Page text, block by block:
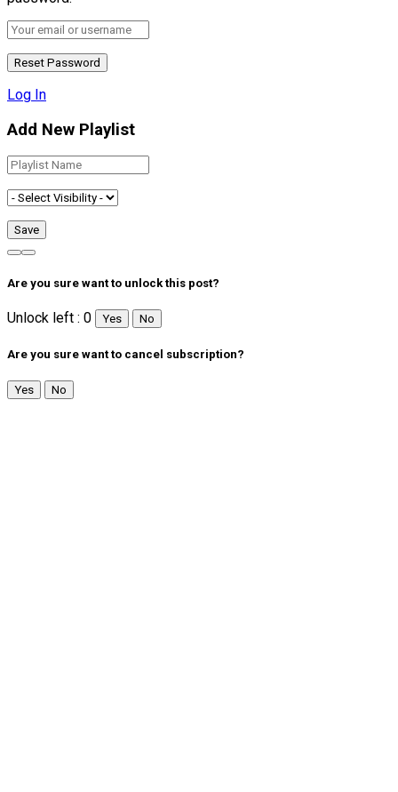
Log In
Add New Playlist
Are you sure want to unlock this post?
Unlock left : 0 Yes No
Are you sure want to cancel subscription?
Yes No